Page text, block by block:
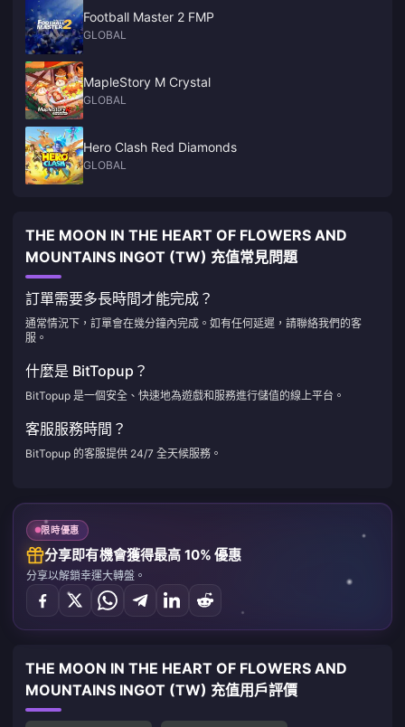
Football Master 2 FMP
GLOBAL
MapleStory M Crystal
GLOBAL
Hero Clash Red Diamonds
GLOBAL
THE MOON IN THE HEART OF FLOWERS AND
MOUNTAINS INGOT (TW) 充值常見問題
訂單需要多長時間才能完成？
通常情況下，訂單會在幾分鐘內完成。如有任何延遲，請聯絡我們的客
服。
什麼是 BitTopup？
BitTopup 是一個安全、快速地為遊戲和服務進行儲值的線上平台。
客服服務時間？
BitTopup 的客服提供 24/7 全天候服務。
限時優惠
分享即有機會獲得最高 10% 優惠
分享以解鎖幸運大轉盤。
THE MOON IN THE HEART OF FLOWERS AND
MOUNTAINS INGOT (TW) 充值用戶評價